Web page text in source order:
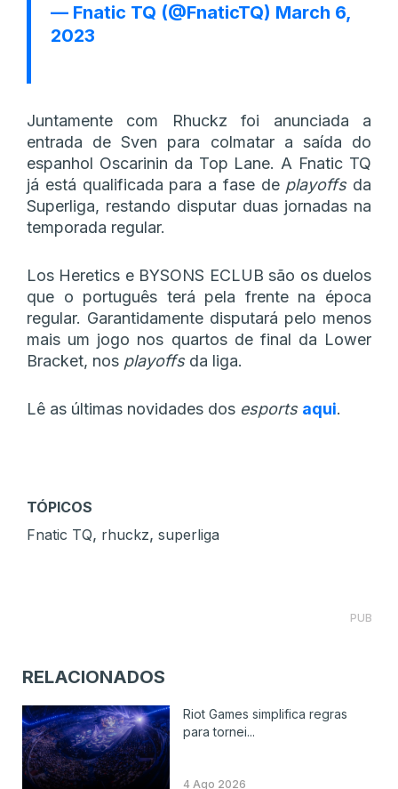
— Fnatic TQ (@FnaticTQ) March 6,
2023
Juntamente com Rhuckz foi anunciada a
entrada de Sven para colmatar a saída do
espanhol Oscarinin da Top Lane. A Fnatic TQ
já está qualificada para a fase de playoffs da
Superliga, restando disputar duas jornadas na
temporada regular.
Los Heretics e BYSONS ECLUB são os duelos
que o português terá pela frente na época
regular. Garantidamente disputará pelo menos
mais um jogo nos quartos de final da Lower
Bracket, nos playoffsda liga.
Lê as últimas novidades dos esports aqui.
TÓPICOS
Fnatic TQ, rhuckz, superliga
PUB
RELACIONADOS
Riot Games simplifica regras
para tornei...
4 Ago 2026